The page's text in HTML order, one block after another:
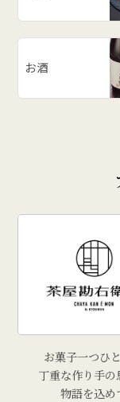
お酒
お菓子一つひ
丁重な作り手の
物語を込め